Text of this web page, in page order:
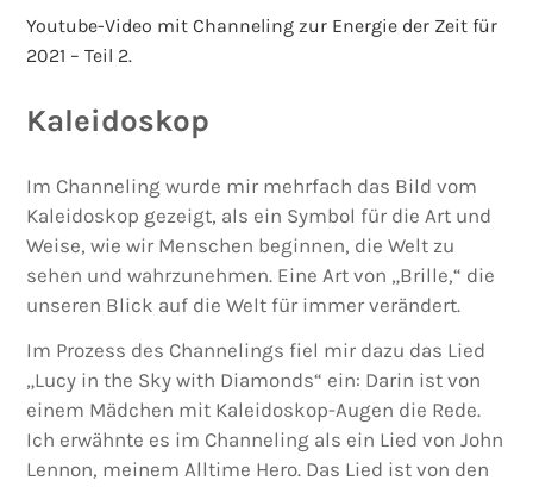
Youtube-Video mit Channeling zur Energie der Zeit für
2021 – Teil 2.
Kaleidoskop
Im Channeling wurde mir mehrfach das Bild vom
Kaleidoskop gezeigt, als ein Symbol für die Art und
Weise, wie wir Menschen beginnen, die Welt zu
sehen und wahrzunehmen. Eine Art von „Brille,“ die
unseren Blick auf die Welt für immer verändert.
Im Prozess des Channelings fiel mir dazu das Lied
„Lucy in the Sky with Diamonds“ ein: Darin ist von
einem Mädchen mit Kaleidoskop-Augen die Rede.
Ich erwähnte es im Channeling als ein Lied von John
Lennon, meinem Alltime Hero. Das Lied ist von den